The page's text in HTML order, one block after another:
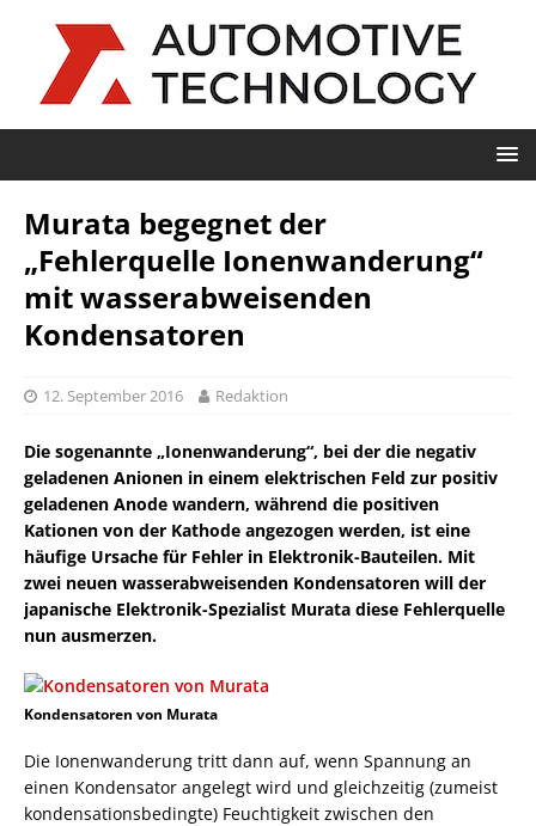
Murata begegnet der
„Fehlerquelle Ionenwanderung“
mit wasserabweisenden
Kondensatoren
12. September 2016 Redaktion
Die sogenannte „Ionenwanderung“, bei der die negativ
geladenen Anionen in einem elektrischen Feld zur positiv
geladenen Anode wandern, während die positiven
Kationen von der Kathode angezogen werden, ist eine
häufige Ursache für Fehler in Elektronik-Bauteilen. Mit
zwei neuen wasserabweisenden Kondensatoren will der
japanische Elektronik-Spezialist Murata diese Fehlerquelle
nun ausmerzen.
Kondensatoren von Murata
Die Ionenwanderung tritt dann auf, wenn Spannung an
einen Kondensator angelegt wird und gleichzeitig (zumeist
kondensationsbedingte) Feuchtigkeit zwischen den